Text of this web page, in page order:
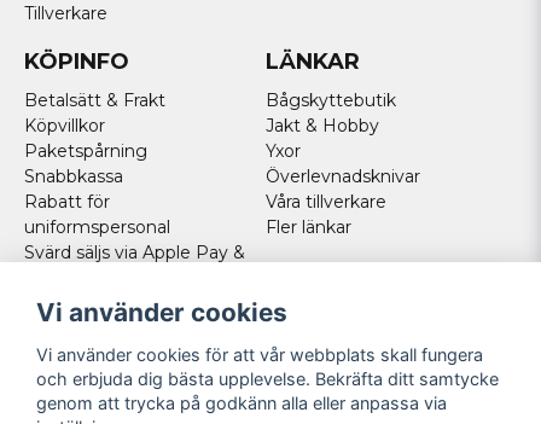
Tillverkare
KÖPINFO
Betalsätt & Frakt
Köpvillkor
Paketspårning
Snabbkassa
Rabatt för
uniformspersonal
Svärd säljs via Apple Pay &
Norska kunder
Cookies
LÄNKAR
Bågskyttebutik
Jakt & Hobby
Yxor
Överlevnadsknivar
Våra tillverkare
Fler länkar
FÖLJ OSS
Facebook
Vi använder cookies
Vi använder cookies för att vår webbplats skall fungera
och erbjuda dig bästa upplevelse. Bekräfta ditt samtycke
genom att trycka på godkänn alla eller anpassa via